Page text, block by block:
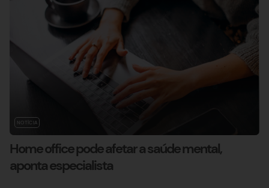
NOTÍCIA
Home office pode afetar a saúde mental,
aponta especialista